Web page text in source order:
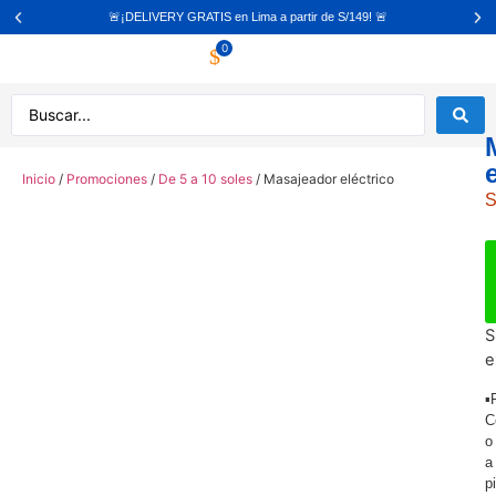
🚨¡DELIVERY GRATIS en Lima a partir de S/149! 🚨
0
Inicio / Promociones / De 5 a 10 soles / Masajeador eléctrico
o
a